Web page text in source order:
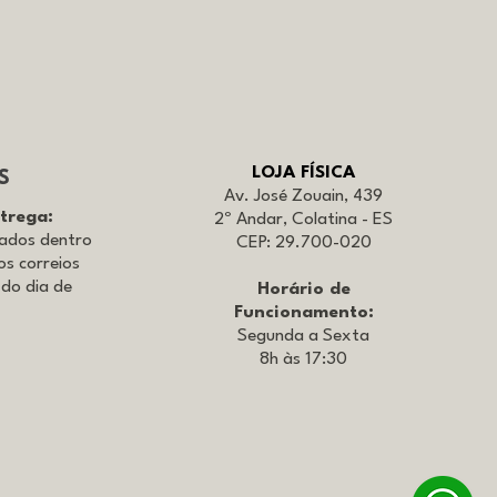
dentro
correios
dia de
LOJA FÍSICA
Av. José Zouain, 439
2º Andar, Colatina - ES
CEP: 29.700-020
Horário de
Funcionamento:
Segunda a Sexta
8h às 17:30